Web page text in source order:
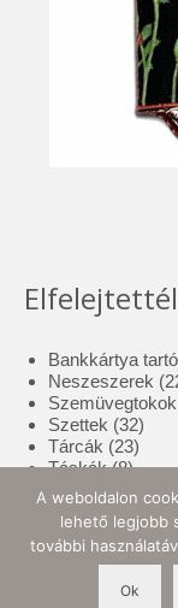
Bankkártya
Neszeszerek
Szemüvegtokok
Szettek 3232
Tárcák 2323
Táskák 88
Tolltartók
Tote bag
3
Zsebkendő
A weboldalon
lehető legjobb
további
Ok